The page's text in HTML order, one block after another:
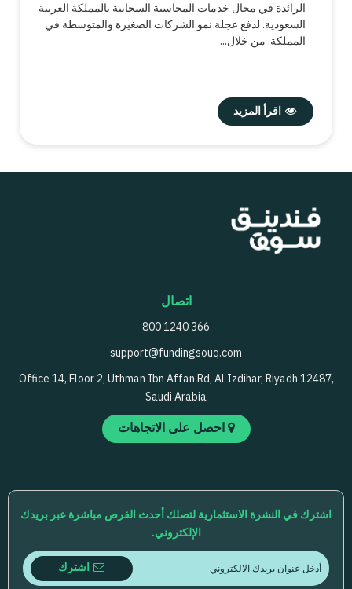
الرائدة في مجال خدمات المحاسبة السحابية بالمملكة العربية
السعودية. لدفع عجلة نمو الشركات الصغيرة والمتوسطة في
المملكة. من خلال...
اقرأ المزيد
اتصال
800 1240 366
support@fundingsouq.com
Office 14, Floor 2, Uthman Ibn Affan Rd, Al Izdihar, Riyadh 12487,
Saudi Arabia
احصل على الاتجاهات
اشترك في النشرة الاستثمارية لتصلك أحدث الفرص مباشرة عبر بريدك
الإلكتروني.
اشترك